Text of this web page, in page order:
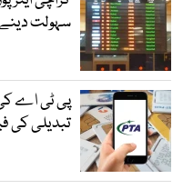
سہولت
پی ٹی اے
تبدیلی کی فیس 1500